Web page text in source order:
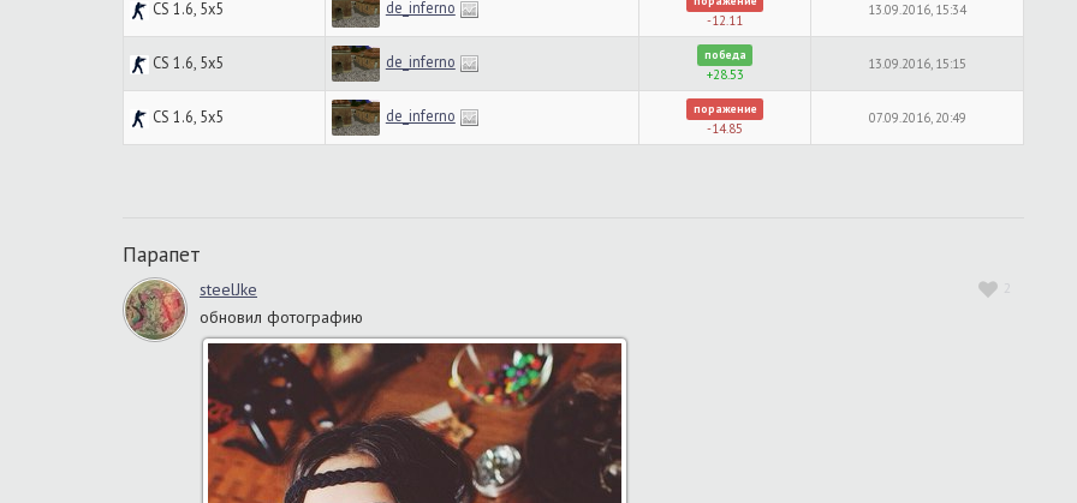
CS 1.6, 5x5 de_inferno
-12.11
13.09.2016, 15:34
CS 1.6, 5x5 de_inferno победа
+28.53
13.09.2016, 15:15
CS 1.6, 5x5 de_inferno поражение
-14.85
07.09.2016, 20:49
Парапет
2
steelJke
обновил фотографию